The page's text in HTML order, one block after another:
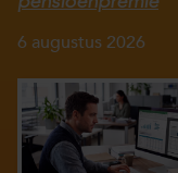
6 augustus 2026